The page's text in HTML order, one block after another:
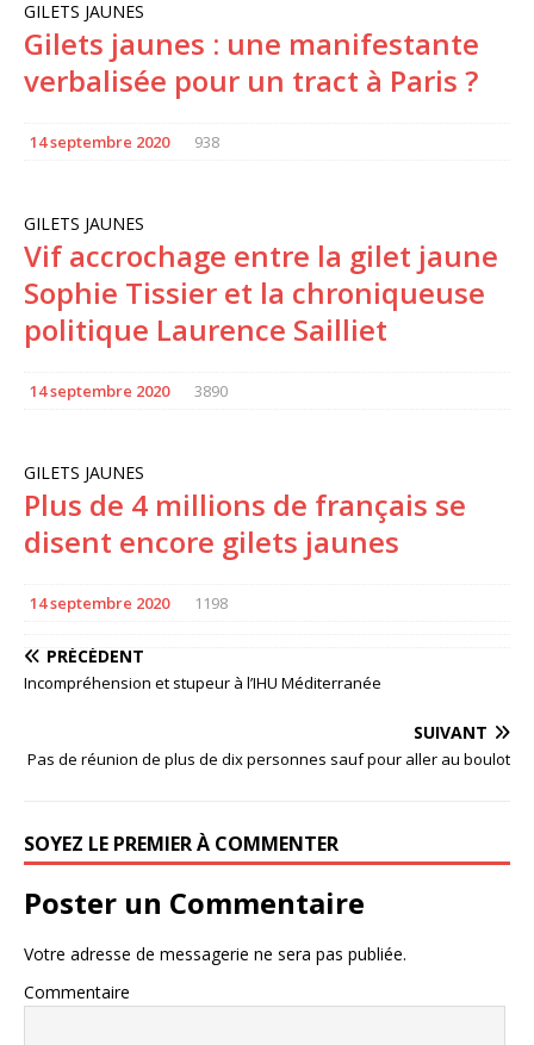
GILETS JAUNES
Gilets jaunes : une manifestante
verbalisée pour un tract à Paris ?
14 septembre 2020 938
GILETS JAUNES
Vif accrochage entre la gilet jaune
Sophie Tissier et la chroniqueuse
politique Laurence Sailliet
14 septembre 2020 3890
GILETS JAUNES
Plus de 4 millions de français se
disent encore gilets jaunes
14 septembre 2020 1198
PRÉCÉDENT
Incompréhension et stupeur à l’IHU Méditerranée
SUIVANT
Pas de réunion de plus de dix personnes sauf pour aller au boulot
SOYEZ LE PREMIER À COMMENTER
Poster un Commentaire
Votre adresse de messagerie ne sera pas publiée.
Commentaire